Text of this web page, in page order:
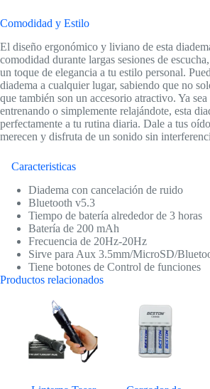
Comodidad y Estilo
El diseño ergonómico y liviano de esta
comodidad durante largas sesiones de
un toque de elegancia a tu estilo personal.
diadema a cualquier lugar, sabiendo que no
que también son un accesorio atractivo. Ya sea
entrenando o simplemente relajándote, esta
perfectamente a tu rutina diaria. Dale a tus
merecen y disfruta de un sonido sin
Caracteristicas
Diadema con cancelación de ruido
Bluetooth v5.3
Tiempo de batería alrededor de 3 horas
Batería de 200 mAh
Frecuencia de 20Hz-20Hz
Sirve para Aux 3.5mm/MicroSD/
Tiene botones de Control de funciones
Productos relacionados